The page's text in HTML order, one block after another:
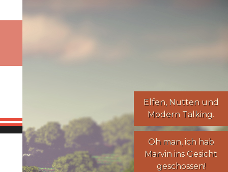
Elfen, Nuttenund
Modern Talking.
Oh man, ich hab
Marvin ins Gesicht
geschossen!